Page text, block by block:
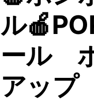
ル
ール
アッ